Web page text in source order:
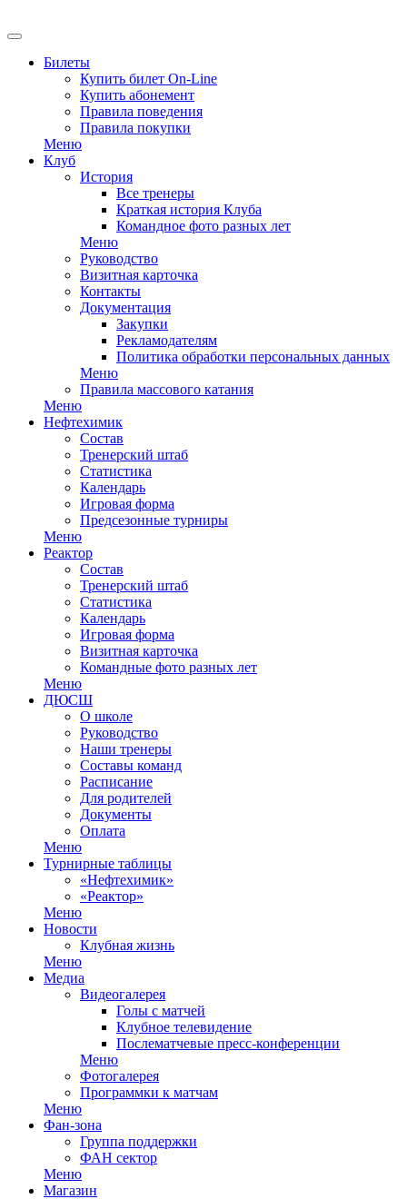
Билеты
Купить билет On-Line
Купить абонемент
Правила поведения
Правила покупки
Меню
Клуб
История
Все тренеры
Краткая история Клуба
Командное фото разных лет
Меню
Руководство
Визитная карточка
Контакты
Документация
Закупки
Рекламодателям
Политика обработки персональных данных
Меню
Правила массового катания
Меню
Нефтехимик
Состав
Тренерский штаб
Статистика
Календарь
Игровая форма
Предсезонные турниры
Меню
Реактор
Состав
Тренерский штаб
Статистика
Календарь
Игровая форма
Визитная карточка
Командные фото разных лет
Меню
ДЮСШ
О школе
Руководство
Наши тренеры
Составы команд
Расписание
Для родителей
Документы
Оплата
Меню
Турнирные таблицы
«Нефтехимик»
«Реактор»
Меню
Новости
Клубная жизнь
Меню
Медиа
Видеогалерея
Голы с матчей
Клубное телевидение
Послематчевые пресс-конференции
Меню
Фотогалерея
Программки к матчам
Меню
Фан-зона
Группа поддержки
ФАН сектор
Меню
Магазин